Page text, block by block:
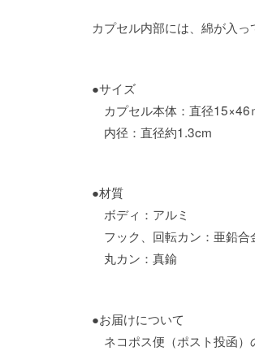
カプセル内部には、綿が入っ
●サイズ
カプセル本体：直径15×46
内径：直径約1.3cm
●材質
ボディ：アルミ
フック、回転カン：亜鉛合
丸カン：真鍮
●お届けについて
ネコポス便（ポスト投函）